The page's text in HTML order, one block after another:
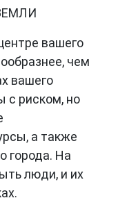
вашего
чем
вашего
с риском, но
а также
города. На
люди, и их